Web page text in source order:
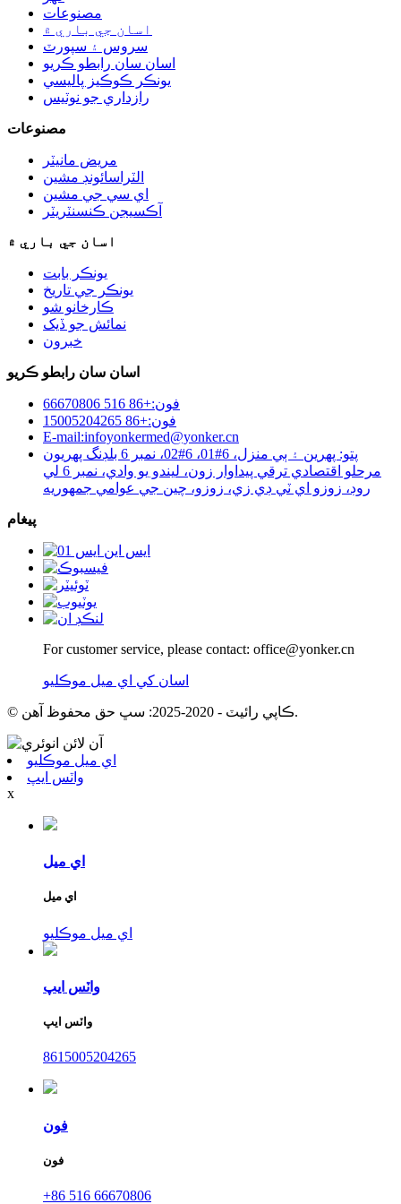
مصنوعات
اسان جي باري ۾
سروس ۽ سپورٽ
اسان سان رابطو ڪريو
يونڪر ڪوڪيز پاليسي
رازداري جو نوٽيس
مصنوعات
مريض مانيٽر
الٽراسائونڊ مشين
اي سي جي مشين
آڪسيجن ڪنسنٽريٽر
اسان جي باري ۾
يونڪر بابت
يونڪر جي تاريخ
ڪارخانو شو
نمائش جو ڏيک
خبرون
اسان سان رابطو ڪريو
فون:+86 516 66670806
فون:+86 15005204265
E-mail:infoyonkermed@yonker.cn
پتو: پهرين ۽ ٻي منزل، 6#01، 6#02، نمبر 6 بلڊنگ پهريون
مرحلو اقتصادي ترقي پيداوار زون، ليندو يو وادي، نمبر 6 لي
روڊ، زوزو اي ٽي ڊي زي، زوزو، چين جي عوامي جمهوريه
پيغام
For customer service, please contact: office@yonker.cn
اسان کي اي ميل موڪليو
© ڪاپي رائيٽ - 2020-2025: سڀ حق محفوظ آهن.
اي ميل موڪليو
واٽس ايپ
x
اي ميل
اي ميل
اي ميل موڪليو
واٽس ايپ
واٽس ايپ
8615005204265
فون
فون
+86 516 66670806